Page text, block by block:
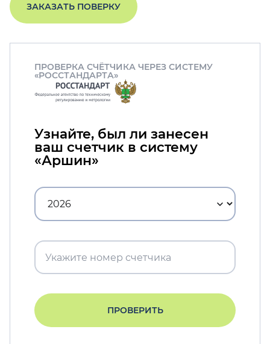
ЗАКАЗАТЬ ПОВЕРКУ
ПРОВЕРКА СЧЁТЧИКА ЧЕРЕЗ СИСТЕМУ
«РОССТАНДАРТА»
Узнайте, был ли занесен
ваш счетчик в систему
«Аршин»
ПРОВЕРИТЬ